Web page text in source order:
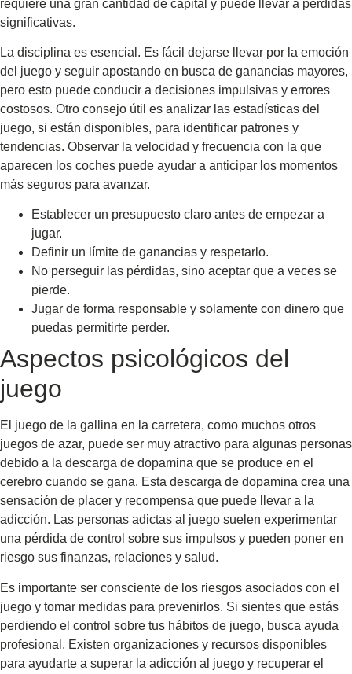
requiere una gran cantidad de capital y puede llevar a pérdidas
significativas.
La disciplina es esencial. Es fácil dejarse llevar por la emoción
del juego y seguir apostando en busca de ganancias mayores,
pero esto puede conducir a decisiones impulsivas y errores
costosos. Otro consejo útil es analizar las estadísticas del
juego, si están disponibles, para identificar patrones y
tendencias. Observar la velocidad y frecuencia con la que
aparecen los coches puede ayudar a anticipar los momentos
más seguros para avanzar.
Establecer un presupuesto claro antes de empezar a
jugar.
Definir un límite de ganancias y respetarlo.
No perseguir las pérdidas, sino aceptar que a veces se
pierde.
Jugar de forma responsable y solamente con dinero que
puedas permitirte perder.
Aspectos psicológicos del
juego
El juego de la gallina en la carretera, como muchos otros
juegos de azar, puede ser muy atractivo para algunas personas
debido a la descarga de dopamina que se produce en el
cerebro cuando se gana. Esta descarga de dopamina crea una
sensación de placer y recompensa que puede llevar a la
adicción. Las personas adictas al juego suelen experimentar
una pérdida de control sobre sus impulsos y pueden poner en
riesgo sus finanzas, relaciones y salud.
Es importante ser consciente de los riesgos asociados con el
juego y tomar medidas para prevenirlos. Si sientes que estás
perdiendo el control sobre tus hábitos de juego, busca ayuda
profesional. Existen organizaciones y recursos disponibles
para ayudarte a superar la adicción al juego y recuperar el